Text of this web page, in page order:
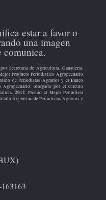
estar a favor o
una imagen
comunica.
Secretaría de Agricultura, Ganadería,
Producto Periodístico Agropecuario
de Periodistas Agrarios y el Banco
Agropecuario; otorgado por el Círculo
2012. Premio al Mejor Periodista
Argentino de Periodistas Agrarios y